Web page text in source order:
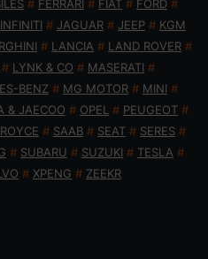
# FERRARI # FIAT # FORD #
INFINITI # JAGUAR # JEEP # KGM
# LANCIA # LAND ROVER #
# LYNK & CO # MASERATI #
BENZ # MG MOTOR # MINI #
& JAECOO # OPEL # PEUGEOT #
# SAAB # SEAT # SERES #
# SUBARU # SUZUKI # TESLA #
# XPENG # ZEEKR